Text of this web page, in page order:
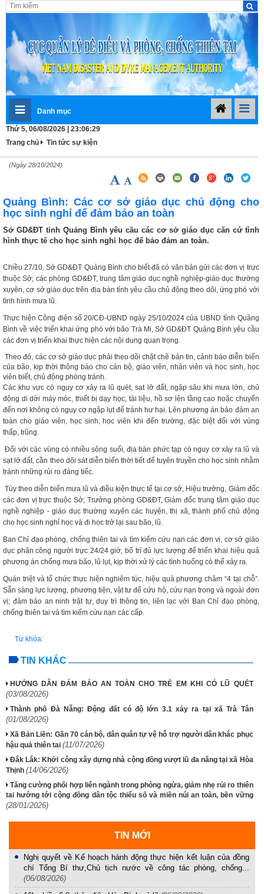
Danh mục
Thứ 5, 06/08/2026 | 23:06:29
Trang chủ
Tin tức sự kiện
(Ngày 28/10/2024)
Quảng Bình: Các cơ sở giáo dục chủ động cho
học sinh nghỉ để đảm bảo an toàn
Sở GD&ĐT tỉnh Quảng Bình yêu cầu các cơ sở giáo dục căn cứ tình
hình thực tế cho học sinh nghỉ học để bảo đảm an toàn.
Chiều 27/10, Sở GD&ĐT Quảng Bình cho biết đã có văn bản gửi các đơn vị trực
thuộc Sở; các phòng GD&ĐT, trung tâm giáo dục nghề nghiệp-giáo dục thường
xuyên, cơ sở giáo dục trên địa bàn tỉnh yêu cầu chủ động theo dõi, ứng phó với
tình hình mưa lũ.
Thực hiện Công điện số 20/CĐ-UBND ngày 25/10/2024 của UBND tỉnh Quảng
Bình về việc triển khai ứng phó với bão Trà Mi, Sở GD&ĐT Quảng Bình yêu cầu
các đơn vị triển khai thực hiện các nội dung quan trọng.
Theo đó, các cơ sở giáo dục phải theo dõi chặt chẽ bản tin, cảnh báo diễn biến
của bão, kịp thời thông báo cho cán bộ, giáo viên, nhân viên và học sinh, học
viên biết, chủ động phòng tránh.
Các khu vực có nguy cơ xảy ra lũ quét, sạt lở đất, ngập sâu khi mưa lớn, chủ
động di dời máy móc, thiết bị dạy học, tài liệu, hồ sơ lên tầng cao hoặc chuyển
đến nơi không có nguy cơ ngập lụt để tránh hư hại. Lên phương án bảo đảm an
toàn cho giáo viên, học sinh, học viên khi đến trường, đặc biệt đối với vùng
thấp, trũng.
Đối với các vùng có nhiều sông suối, địa bàn phức tạp có nguy cơ xảy ra lũ và
sạt lở đất, cần theo dõi sát diễn biến thời tiết để tuyên truyền cho học sinh nhằm
tránh những rủi ro đáng tiếc.
Tùy theo diễn biến mưa lũ và điều kiện thực tế tại cơ sở, Hiệu trưởng, Giám đốc
các đơn vị trực thuộc Sở; Trưởng phòng GD&ĐT, Giám đốc trung tâm giáo dục
nghề nghiệp - giáo dục thường xuyên các huyện, thị xã, thành phố chủ động
cho học sinh nghỉ học và đi học trở lại sau bão, lũ.
Ban Chỉ đạo phòng, chống thiên tai và tìm kiếm cứu nạn các đơn vị, cơ sở giáo
dục phân công người trực 24/24 giờ, bố trí đủ lực lượng để triển khai hiệu quả
phương án chống mưa bão, lũ lụt, kịp thời xử lý các tình huống có thể xảy ra.
Quán triệt và tổ chức thực hiện nghiêm túc, hiệu quả phương châm “4 tại chỗ”.
Sẵn sàng lực lượng, phương tiện, vật tư để cứu hộ, cứu nạn trong và ngoài đơn
vị; đảm bảo an ninh trật tự, duy trì thông tin, liên lạc với Ban Chỉ đạo phòng,
chống thiên tai và tìm kiếm cứu nạn các cấp.
Từ khóa:
TIN KHÁC
HƯỚNG DẪN ĐẢM BẢO AN TOÀN CHO TRẺ EM KHI CÓ LŨ QUÉT
(03/08/2026)
Thành phố Đà Nẵng: Động đất có độ lớn 3.1 xảy ra tại xã Trà Tân
(01/08/2026)
Xã Bản Liền: Gần 70 cán bộ, dân quân tự vệ hỗ trợ người dân khắc phục
hậu quả thiên tai (11/07/2026)
Đắk Lắk: Khởi công xây dựng nhà cộng đồng vượt lũ đa năng tại xã Hòa
Thịnh (14/06/2026)
Tăng cường phối hợp liên ngành trong phòng ngừa, giảm nhẹ rủi ro thiên
tai hướng tới cộng đồng dân tộc thiểu số và miền núi an toàn, bền vững
(28/01/2026)
TIN MỚI
Nghị quyết về Kế hoạch hành động thực hiện kết luận của đồng
chí Tổng Bí thư,Chủ tịch nước về công tác phòng, chống...
(06/08/2026)